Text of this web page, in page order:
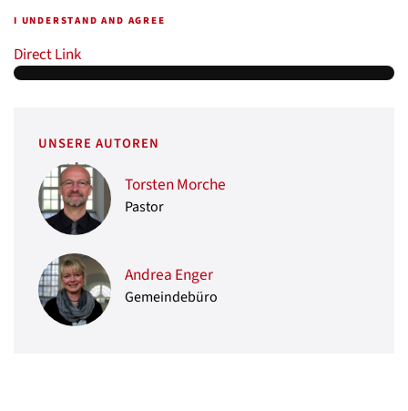
I UNDERSTAND AND AGREE
Direct Link
UNSERE AUTOREN
Torsten Morche
Pastor
Andrea Enger
Gemeindebüro